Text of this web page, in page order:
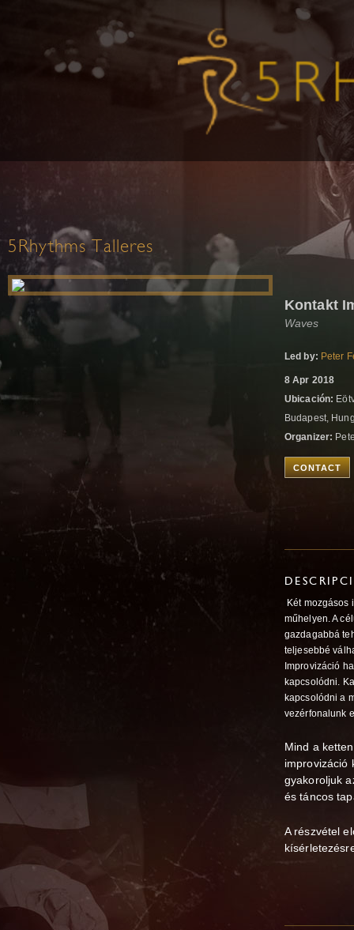
5Rhythms Talleres
Kontakt
Waves
Led by: Peter
8 Apr 2018
Ubicación:
Budapest,
Organizer:
CONTACT
Két mozgásos
műhelyen. A
gazdagabbá
teljesebbé
Improvizáció
kapcsolódni.
kapcsolódni a
vezérfonalunk
Mind a
improvizáció
gyakoroljuk
és táncos
A részvétel